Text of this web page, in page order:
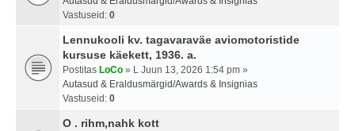
Vastuseid: 0
Lennukooli kv. tagavaraväe aviomotoristide
kursuse käekett, 1936. a.
Postitas LoCo » L Juun 13, 2026 1:54 pm »
Autasud & Eraldusmärgid/Awards & Insignias
Vastuseid: 0
O . rihm,nahk kott